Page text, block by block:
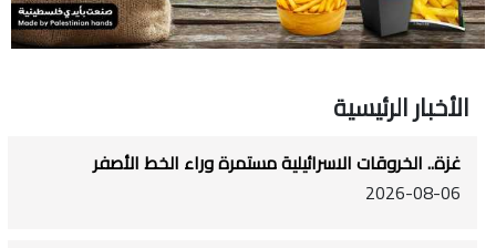
الأخبار الرئيسية
غزة.. الخروقات الاسرائيلية مستمرة وراء الخط الأصفر
2026-08-06